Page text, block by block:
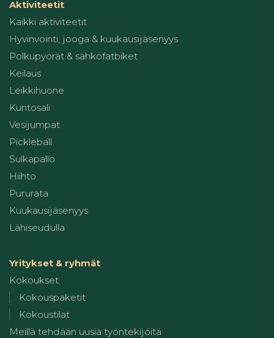
Aktiviteetit
Kaikki aktiviteetit
Hyvinvointi, jooga & kuukausijäsenyys
Polkupyörät & sähköfatbiket
Keilaus
Leikkihuone
Kuntosali
Vesijumpat
Pickleball
Sulkapallo
Hiihto
Pururata
Kuukausijäsenyys
Lähiseudulla
Yritykset & ryhmät
Kokoukset
Kokouspaketit
Kokoustilat
Meillä tehdään uusia työntekijöitä